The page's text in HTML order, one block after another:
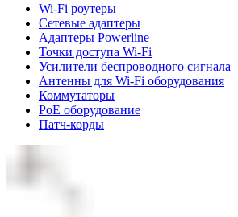
Wi-Fi роутеры
Сетевые адаптеры
Адаптеры Powerline
Точки доступа Wi-Fi
Усилители беспроводного сигнала
Антенны для Wi-Fi оборудования
Коммутаторы
PoE оборудование
Патч-корды